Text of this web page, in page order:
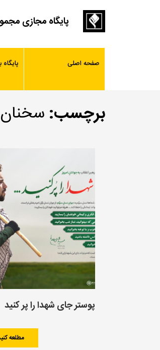
پایگاه مجازی
صفحه اصلی
برچسب: سخنان
پوستر جای شهدا را پر کنید
مطلعه